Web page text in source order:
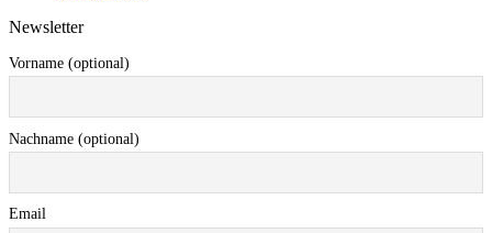
Newsletter
Vorname (optional)
Nachname (optional)
Email